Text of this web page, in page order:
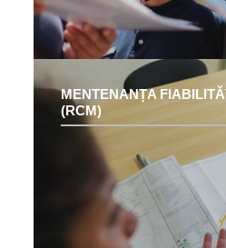
MENTENANȚA
(RCM)